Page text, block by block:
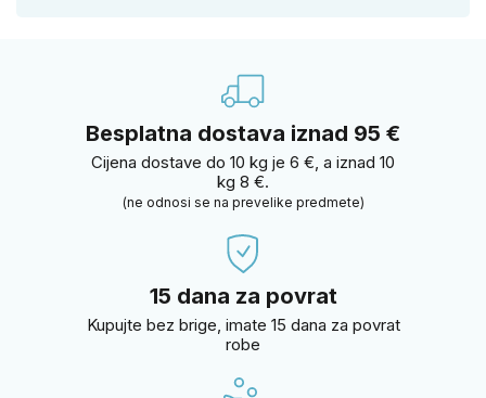
Besplatna dostava iznad 95 €
Cijena dostave do 10 kg je 6 €, a iznad 10
kg 8 €.
(ne odnosi se na prevelike predmete)
15 dana za povrat
Kupujte bez brige, imate 15 dana za povrat
robe